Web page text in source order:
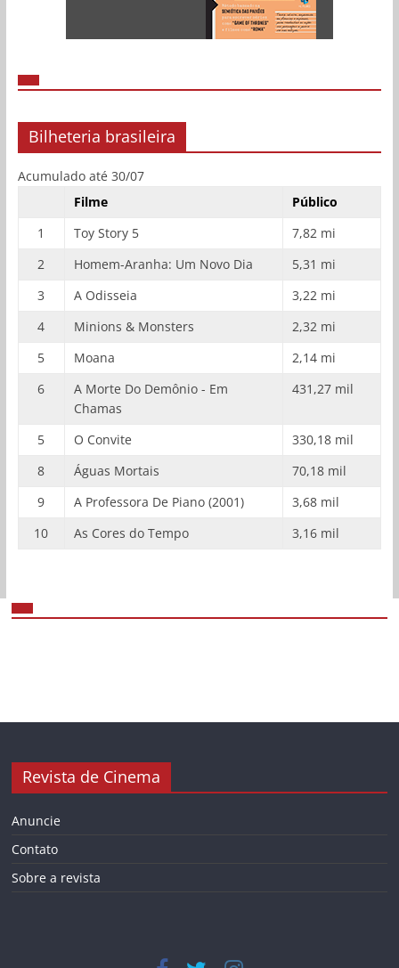
Bilheteria brasileira
Acumulado até 30/07
Filme
Público
1
Toy Story 5
7,82 mi
2
Homem-Aranha: Um Novo Dia
5,31 mi
3
A Odisseia
3,22 mi
4
Minions & Monsters
2,32 mi
5
Moana
2,14 mi
6
A Morte Do Demônio - Em
Chamas
431,27 mil
5 O Convite
330,18 mil
8
Águas Mortais
70,18 mil
9
A Professora De Piano (2001)
3,68 mil
10
As Cores do Tempo 3,16 mil
Revista de Cinema
Anuncie
Contato
Sobre a revista